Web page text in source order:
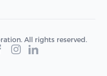
All rights reserved.